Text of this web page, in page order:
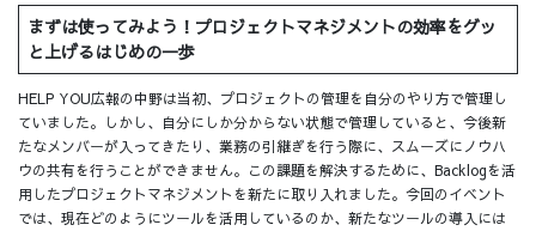
まずは使ってみよう！プロジェクトマネジメントの効率をグッ
と上げるはじめの一歩
HELP YOU広報の中野は当初、プロジェクトの管理を自分のやり方で管理し
ていました。しかし、自分にしか分からない状態で管理していると、今後新
たなメンバーが入ってきたり、業務の引継ぎを行う際に、スムーズにノウハ
ウの共有を行うことができません。この課題を解決するために、Backlogを活
用したプロジェクトマネジメントを新たに取り入れました。今回のイベント
では、現在どのようにツールを活用しているのか、新たなツールの導入には